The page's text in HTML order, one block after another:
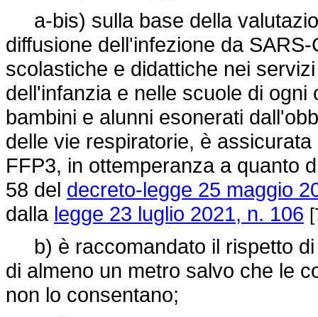
a-bis) sulla base della
diffusione dell'infezione da
scolastiche e didattiche nei
dell'infanzia e nelle scuole di
bambini e alunni esonerati
delle vie respiratorie, è
FFP3, in ottemperanza a quanto
58 del decreto-legge 25 maggio
dalla legge 23 luglio 2021, n. 106
b) è raccomandato il rispetto di
di almeno un metro salvo che le
non lo consentano;